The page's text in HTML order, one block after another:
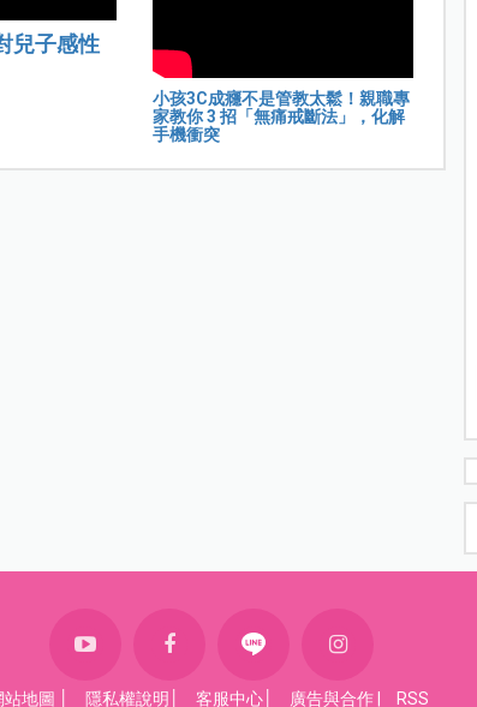
兒子感性
小孩3C成癮不是管教太鬆！親職專
家教你 3 招「無痛戒斷法」，化解
手機衝突
站地圖 隱私權說明 客服中心 廣告與合作 RSS